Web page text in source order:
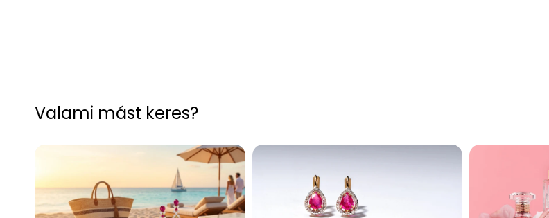
Valami mást keres?